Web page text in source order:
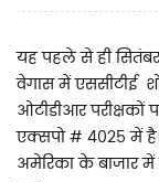
यह पहले से ही
वेगास में एससीटीई
ओटीडीआर
एक्सपो # 4025में
अमेरिका के बाजार में